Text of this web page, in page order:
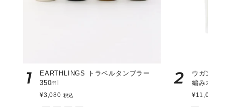
1
EARTHLINGS トラベルタンブラー
350ml
¥3,080 税込
2
ウガンダ
編みオー
¥11,000